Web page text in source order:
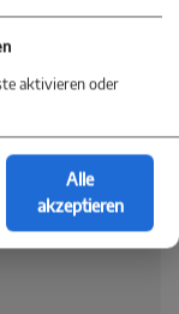
aktivieren oder
Alle
akzeptieren